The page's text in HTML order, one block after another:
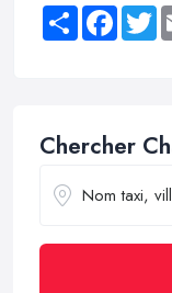
Share
Chercher